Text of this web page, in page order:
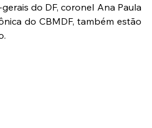
do DF, coronel Ana Paula
do CBMDF, também estão